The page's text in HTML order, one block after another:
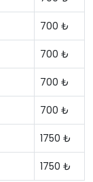
700 ₺
700 ₺
700 ₺
700 ₺
1750 ₺
1750 ₺